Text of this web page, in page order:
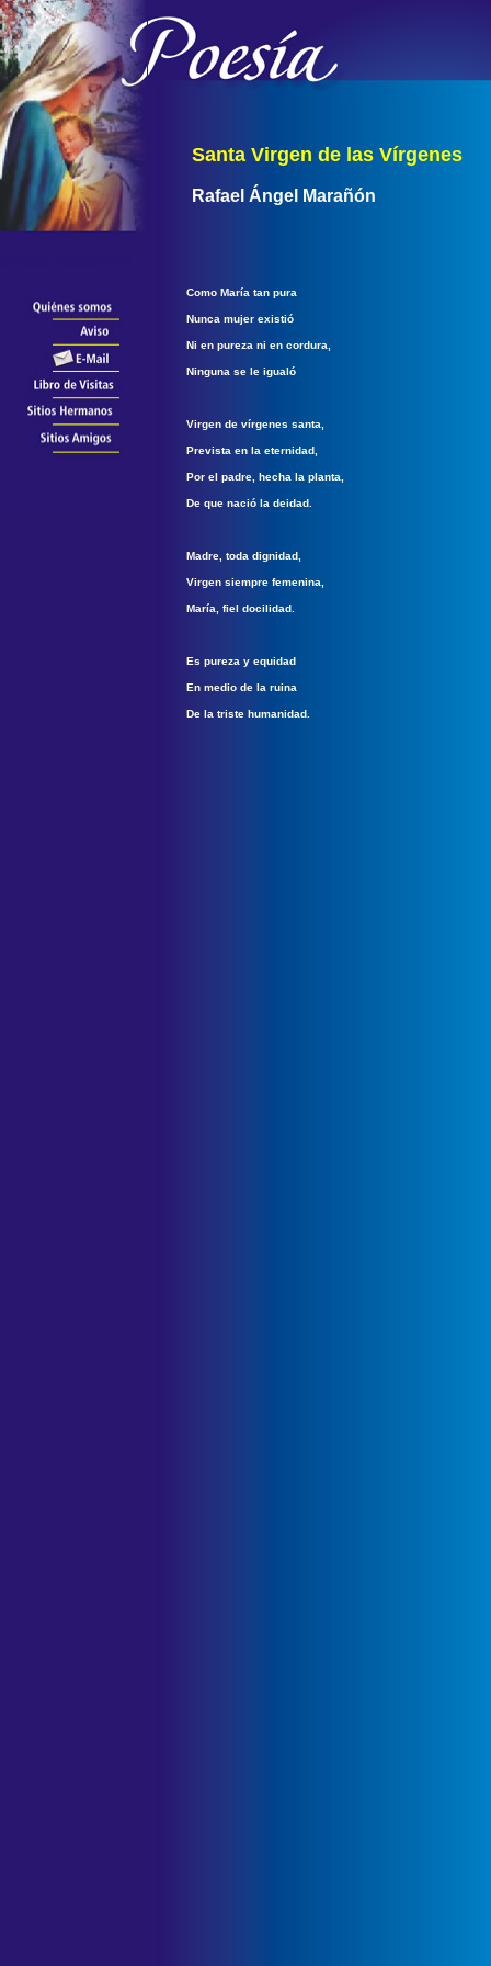
Santa Virgen de las Vírgenes
Rafael Ángel Marañón
Como María tan pura
Nunca mujer existió
Ni en pureza ni en cordura,
Ninguna se le igualó
Virgen de vírgenes santa,
Prevista en la eternidad,
Por el padre, hecha la planta,
De que nació la deidad.
Madre, toda dignidad,
Virgen siempre femenina,
María, fiel docilidad.
Es pureza y equidad
En medio de la ruina
De la triste humanidad.